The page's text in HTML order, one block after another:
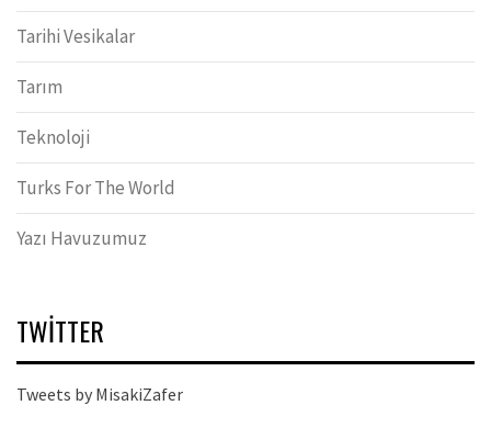
Tarihi Vesikalar
Tarım
Teknoloji
Turks For The World
Yazı Havuzumuz
TWITTER
Tweets by MisakiZafer